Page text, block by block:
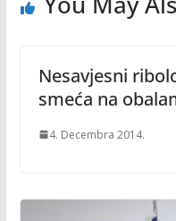
Nesavjesni
smeća na
4. Decembra 2014.